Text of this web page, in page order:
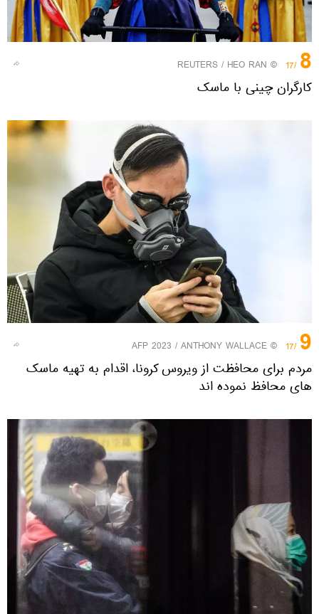
8
/17
©
REUTERS / HEO RAN
کارگران چینی با ماسک
9
/17
© AFP 2023 / ANTHONY WALLACE
مردم برای محافظت از ویروس کرونا، اقدام به تهیه ماسک
های محافظ نموده اند